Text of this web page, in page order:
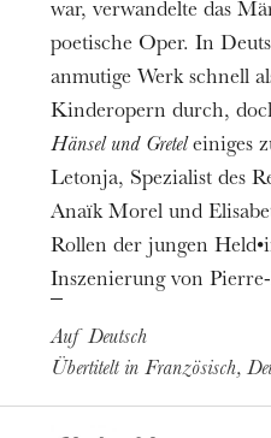
war, verwandelte das
poetische Oper. In
anmutige Werk schnell
Kinderopern durch,
Hänsel und Greteleiniges
Letonja, Spezialist des
Anaïk Morel und
Rollen der jungen
Inszenierung von
Auf Deutsch
Übertitelt in Französisch,